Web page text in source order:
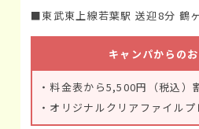
■東武東上線若葉駅 送迎8分 鶴
キャンパからの
・料金表から5,500円（税込）
・オリジナルクリアファイルプ